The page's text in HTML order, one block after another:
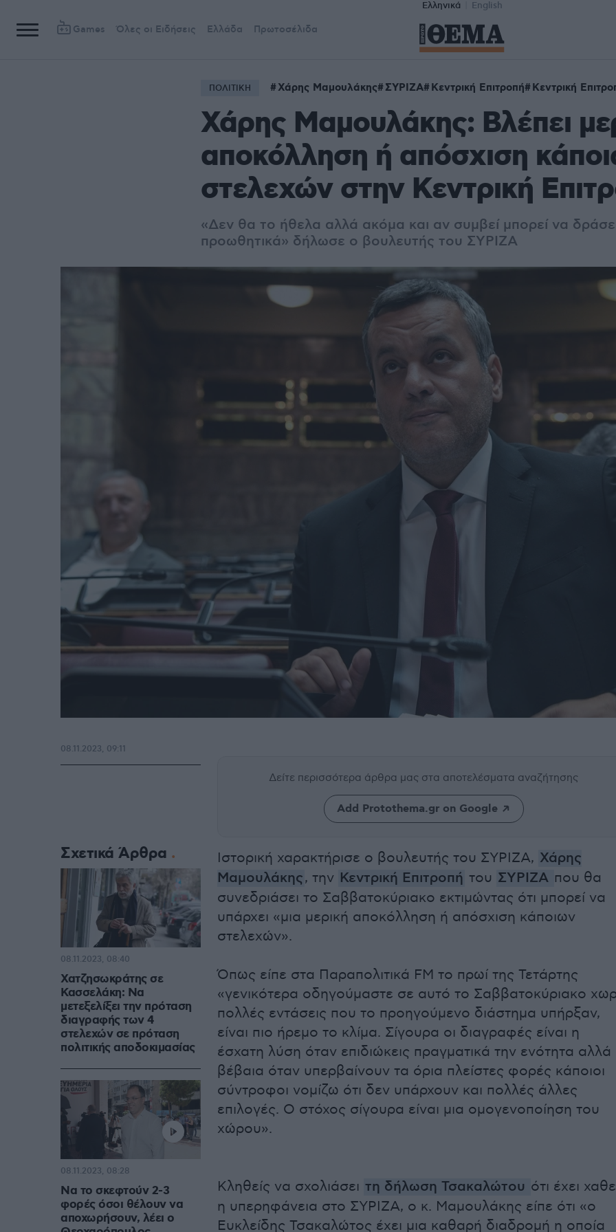
Ελληνικά English
Games Όλες οι Ειδήσεις Ελλάδα Πρωτοσέλιδα
ΠΟΛΙΤΙΚΗ Χάρης Μαμουλάκης ΣΥΡΙΖΑ Κεντρική Επιτροπή Κεντρική
Χάρης Μαμουλάκης: Βλέπει
αποκόλληση ή απόσχιση
στελεχών στην Κεντρική
«Δεν θα το ήθελα αλλά ακόμα και αν συμβεί μπορεί να
προωθητικά» δήλωσε ο βουλευτής του ΣΥΡΙΖΑ
Δείτε περισσότερα άρθρα μας στα αποτελέσματα αναζήτησης
Add Protothema.gr on Google
Ιστορική χαρακτήρισε ο βουλευτής του ΣΥΡΙΖΑ, Χάρης
Μαμουλάκης, την Κεντρική Επιτροπή του ΣΥΡΙΖΑ που θα
συνεδριάσει το Σαββατοκύριακο εκτιμώντας ότι μπορεί να
υπάρχει «μια μερική αποκόλληση ή απόσχιση κάποιων
στελεχών».
Όπως είπε στα Παραπολιτικά FM το πρωί της Τετάρτης
«γενικότερα οδηγούμαστε σε αυτό το Σαββατοκύριακο
πολλές εντάσεις που το προηγούμενο διάστημα υπήρξαν,
είναι πιο ήρεμο το κλίμα. Σίγουρα οι διαγραφές είναι η
έσχατη λύση όταν επιδιώκεις πραγματικά την ενότητα αλλά
βέβαια όταν υπερβαίνουν τα όρια πλείστες φορές κάποιοι
σύντροφοι νομίζω ότι δεν υπάρχουν και πολλές άλλες
επιλογές. Ο στόχος σίγουρα είναι μια ομογενοποίηση του
χώρου».
Κληθείς να σχολιάσει τη δήλωση Τσακαλώτου ότι έχει
η υπερηφάνεια στο ΣΥΡΙΖΑ, ο κ. Μαμουλάκης είπε ότι «ο
Ευκλείδης Τσακαλώτος έχει μια καθαρή διαδρομή η οποία
08.11.2023, 09:11
Σχετικά Άρθρα
Χατζησωκράτης σε
Κασσελάκη: Να
μετεξελίξει την πρόταση
διαγραφής των 4
στελεχών σε πρόταση
πολιτικής αποδοκιμασίας
08.11.2023, 08:40
Να το σκεφτούν 2-3
φορές όσοι θέλουν να
αποχωρήσουν, λέει ο
08.11.2023, 08:28